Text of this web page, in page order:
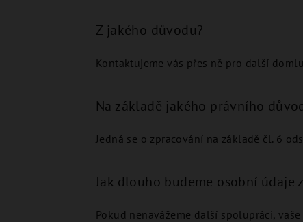
Z jakého důvodu?
Kontaktujeme vás přes ně pro další
Na základě jakého právního
Jedná se o zpracování na základě čl. 6
Jak dlouho budeme osobní údaje
Pokud nenavážeme další spolupráci,